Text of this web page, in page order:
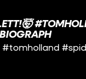
#tomholland